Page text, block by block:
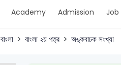
Academy Admission Job
বাংলা বাংলা ২য় পত্র অঙ্কবাচক সংখ্যা